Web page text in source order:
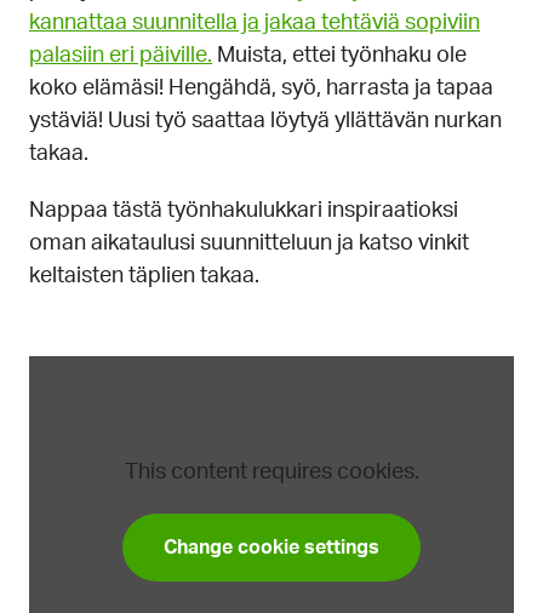
kannattaa suunnitella ja jakaa tehtäviä sopiviin
palasiin eri päiville. Muista, ettei työnhaku ole
koko elämäsi! Hengähdä, syö, harrasta ja tapaa
ystäviä! Uusi työ saattaa löytyä yllättävän nurkan
takaa.
Nappaa tästä työnhakulukkari inspiraatioksi
oman aikataulusi suunnitteluun ja katso vinkit
keltaisten täplien takaa.
This content requires cookies.
Change cookie settings